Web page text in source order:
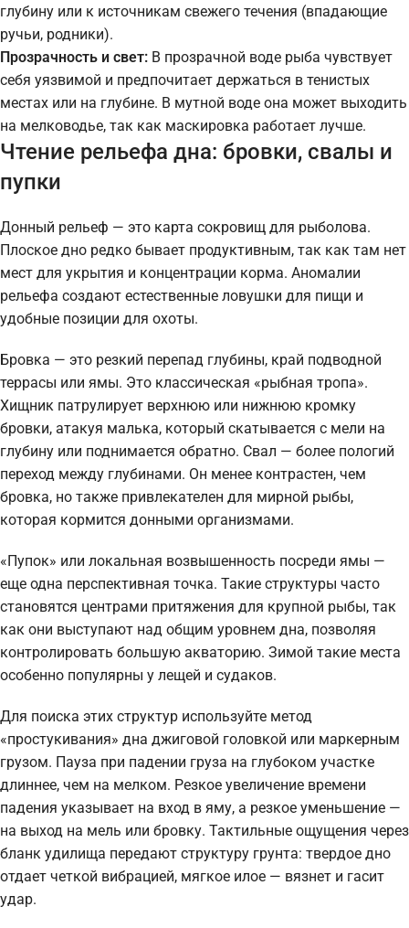
глубину или к источникам свежего течения (впадающие
ручьи, родники).
Прозрачность и свет: В прозрачной воде рыба чувствует
себя уязвимой и предпочитает держаться в тенистых
местах или на глубине. В мутной воде она может выходить
на мелководье, так как маскировка работает лучше.
Чтение рельефа дна: бровки, свалы и
пупки
Донный рельеф — это карта сокровищ для рыболова.
Плоское дно редко бывает продуктивным, так как там нет
мест для укрытия и концентрации корма. Аномалии
рельефа создают естественные ловушки для пищи и
удобные позиции для охоты.
Бровка — это резкий перепад глубины, край подводной
террасы или ямы. Это классическая «рыбная тропа».
Хищник патрулирует верхнюю или нижнюю кромку
бровки, атакуя малька, который скатывается с мели на
глубину или поднимается обратно. Свал — более пологий
переход между глубинами. Он менее контрастен, чем
бровка, но также привлекателен для мирной рыбы,
которая кормится донными организмами.
«Пупок» или локальная возвышенность посреди ямы —
еще одна перспективная точка. Такие структуры часто
становятся центрами притяжения для крупной рыбы, так
как они выступают над общим уровнем дна, позволяя
контролировать большую акваторию. Зимой такие места
особенно популярны у лещей и судаков.
Для поиска этих структур используйте метод
«простукивания» дна джиговой головкой или маркерным
грузом. Пауза при падении груза на глубоком участке
длиннее, чем на мелком. Резкое увеличение времени
падения указывает на вход в яму, а резкое уменьшение —
на выход на мель или бровку. Тактильные ощущения через
бланк удилища передают структуру грунта: твердое дно
отдает четкой вибрацией, мягкое илое — вязнет и гасит
удар.